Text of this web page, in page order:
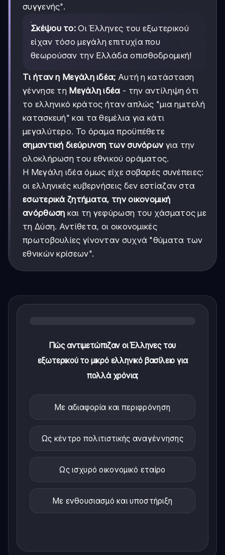
συγγενής".
Σκέψου το: Οι Έλληνες του εξωτερικού
είχαν τόσο μεγάλη επιτυχία που
θεωρούσαν την Ελλάδα οπισθοδρομική!
Τι ήταν η Μεγάλη ιδέα; Αυτή η κατάσταση
γέννησε τη Μεγάλη ιδέα - την αντίληψη ότι
το ελληνικό κράτος ήταν απλώς "μια ημιτελή
κατασκευή" και τα θεμέλια για κάτι
μεγαλύτερο. Το όραμα προϋπέθετε
σημαντική διεύρυνση των συνόρωνγια την
ολοκλήρωση του εθνικού οράματος.
Η Μεγάλη ιδέα όμως είχε σοβαρές συνέπειες:
οι ελληνικές κυβερνήσεις δεν εστίαζαν στα
εσωτερικά ζητήματα, την οικονομική
ανόρθωση και τη γεφύρωση του χάσματος με
τη Δύση. Αντίθετα, οι οικονομικές
πρωτοβουλίες γίνονταν συχνά "θύματα των
εθνικών κρίσεων".
Πώς αντιμετώπιζαν οι Έλληνες του
εξωτερικού το μικρό ελληνικό βασίλειο για
πολλά χρόνια;
Με αδιαφορία και περιφρόνηση
Ως κέντρο πολιτιστικής αναγέννησης
Ως ισχυρό οικονομικό εταίρο
Με ενθουσιασμό και υποστήριξη